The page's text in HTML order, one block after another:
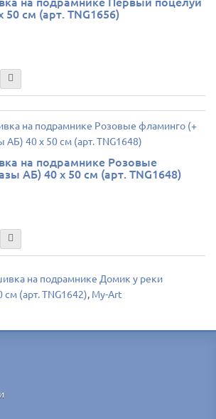
50 см (арт. TNG1656)
на подрамнике Розовые
АБ) 40 х 50 см (арт. TNG1648)
на подрамнике Домик у реки
(арт. TNG1642), My-Art